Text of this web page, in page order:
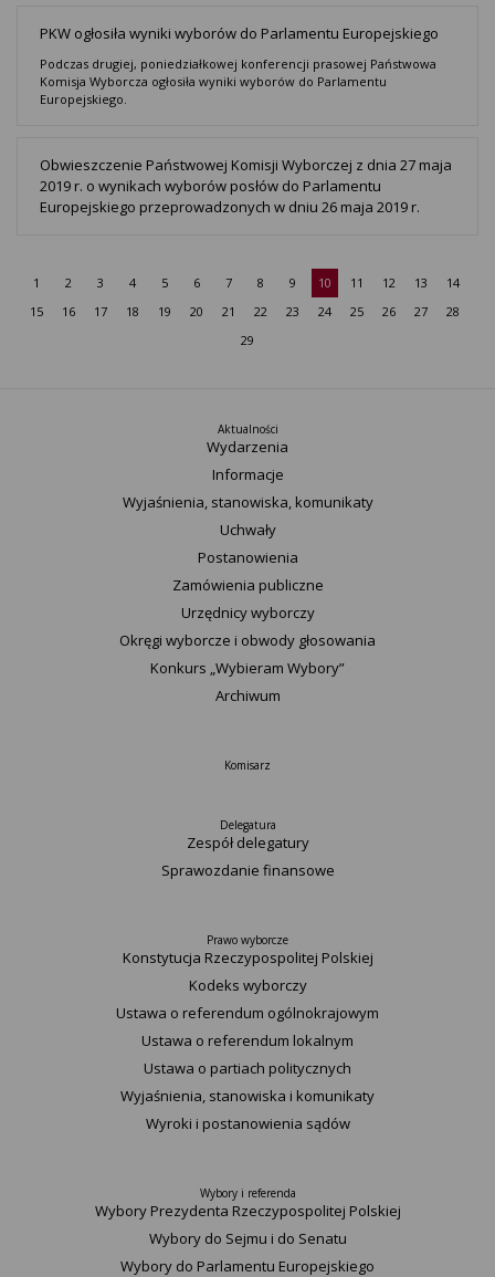
PKW ogłosiła wyniki wyborów do Parlamentu Europejskiego
Podczas drugiej, poniedziałkowej konferencji prasowej Państwowa
Komisja Wyborcza ogłosiła wyniki wyborów do Parlamentu
Europejskiego.
Obwieszczenie Państwowej Komisji Wyborczej z dnia 27 maja
2019 r. o wynikach wyborów posłów do Parlamentu
Europejskiego przeprowadzonych w dniu 26 maja 2019 r.
1 2 3 4 5 6 7 8 9 10 11 12 13
14
15
16 17 18 19 20 21 22 23 24 25 26 27
28
29
Aktualności
Wydarzenia
Informacje
Wyjaśnienia, stanowiska, komunikaty
Uchwały
Postanowienia
Zamówienia publiczne
Urzędnicy wyborczy
Okręgi wyborcze i obwody głosowania
Konkurs „Wybieram Wybory”
Archiwum
Komisarz
Delegatura
Zespół delegatury
Sprawozdanie finansowe
Prawo wyborcze
Konstytucja Rzeczypospolitej Polskiej​
Kodeks wyborczy
Ustawa o referendum ogólnokrajowym
Ustawa o referendum lokalnym
Ustawa o partiach politycznych
Wyjaśnienia, stanowiska i komunikaty
Wyroki i postanowienia sądów
Wybory i referenda
Wybory Prezydenta Rzeczypospolitej Polskiej
Wybory do Sejmu i do Senatu
Wybory do Parlamentu Europejskiego